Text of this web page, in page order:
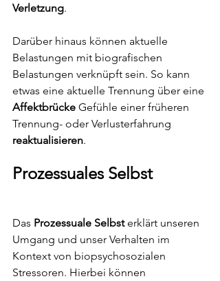
Verletzung.
Darüber hinaus können aktuelle
Belastungen mit biografischen
Belastungen verknüpft sein. So kann
etwas eine aktuelle Trennung über eine
Affektbrücke Gefühle einer früheren
Trennung- oder Verlusterfahrung
reaktualisieren.
Prozessuales Selbst
Das Prozessuale Selbst erklärt unseren
Umgang und unser Verhalten im
Kontext von biopsychosozialen
Stressoren. Hierbei können